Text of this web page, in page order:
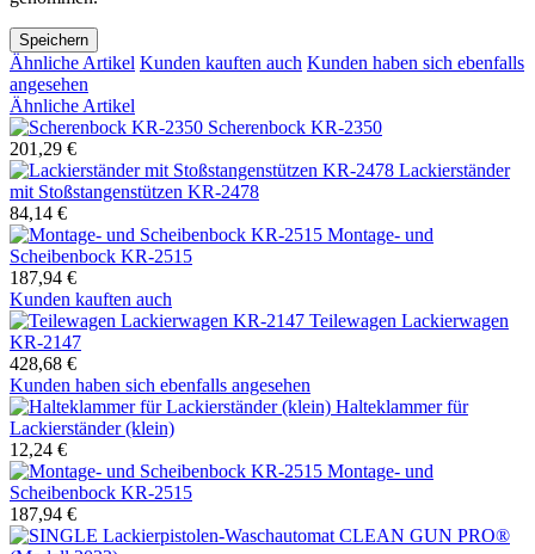
Speichern
Ähnliche Artikel Kunden kauften auch Kunden haben sich ebenfalls
angesehen
Ähnliche Artikel
Scherenbock KR-2350
201,29 €
Lackierständer
mit Stoßstangenstützen KR-2478
84,14 €
Montage- und
Scheibenbock KR-2515
187,94 €
Kunden kauften auch
Teilewagen Lackierwagen
KR-2147
428,68 €
Kunden haben sich ebenfalls angesehen
Halteklammer für
Lackierständer (klein)
12,24 €
Montage- und
Scheibenbock KR-2515
187,94 €